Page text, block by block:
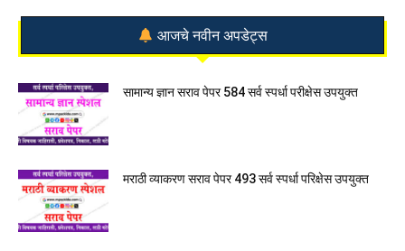
आजचे नवीन अपडेट्स
सामान्य ज्ञान सराव पेपर 584 सर्व स्पर्धा परीक्षेस उपयुक्त
मराठी व्याकरण सराव पेपर 493 सर्व स्पर्धा परिक्षेस उपयुक्त